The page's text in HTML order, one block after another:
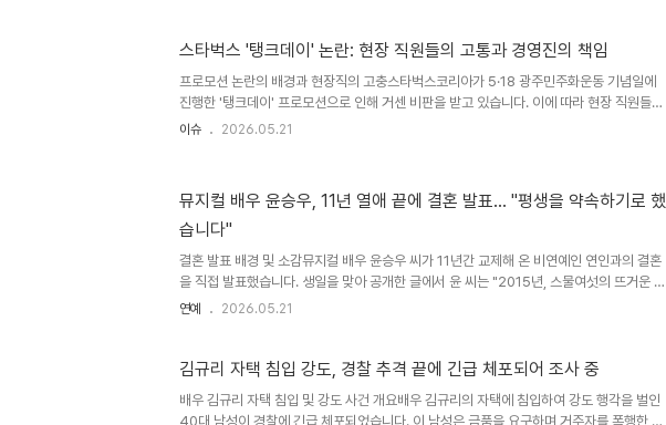
리 투수력이 강하고 공인구 반발력이 낮아 저득점 경기가 많다고 분석했습니다. 이러한 환
경 속에서 득점력을 높이기 위한 전략 연구에 집중하고 있다고 밝혔습니다. 홈런 생산량 증
가..
스타벅스 '탱크데이' 논란: 현장 직원들의 고통과 경영진의 책임
프로모션 논란의 배경과 현장직의 고충스타벅스코리아가 5·18 광주민주화운동 기념일에
진행한 '탱크데이' 프로모션으로 인해 거센 비판을 받고 있습니다. 이에 따라 현장 직원들은
고객들의 항의를 고스란히 떠안으며 어려움을 겪고 있다고 호소하고 있습니다. 경영진의 무
감축 및 연장 근무 제한 철회와 함께, 고객 불만 처리를 위한 본사의 직접적인 온라인 및 유
선 전담 창구 마련을 요구하고 있습니다. 이는 현장 직원들이 고객들의 화풀이 대상이 되는
상..
이슈 2026.05.21
뮤지컬 배우 윤승우, 11년 열애 끝에 결혼 발표… "평생을 약속하기로 했
습니다"
결혼 발표 배경 및 소감뮤지컬 배우 윤승우 씨가 11년간 교제해 온 비연예인 연인과의 결혼
을 직접 발표했습니다. 생일을 맞아 공개한 글에서 윤 씨는 "2015년, 스물여섯의 뜨거운 여
름에 만난 한 사람과 이제는 평생을 약속하려 한다"고 밝혔습니다. 늘 곁을 지켜주고 있는
고 성장해왔다고 회상했습니다. 가장 찬란했던 순간이나 평범한 하루 속에서도 늘 서로의
를 사랑하는 배우로서 더 단단한 사람이 되겠다고 다짐했습니다. 대중의 축복과 응원..
연예 2026.05.21
김규리 자택 침입 강도, 경찰 추격 끝에 긴급 체포되어 조사 중
배우 김규리 자택 침입 및 강도 사건 개요배우 김규리의 자택에 침입하여 강도 행각을 벌인
40대 남성이 경찰에 긴급 체포되었습니다. 이 남성은 금품을 요구하며 거주자를 폭행한 혐